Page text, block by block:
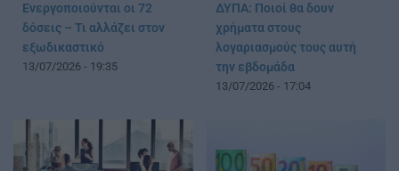
Ενεργοποιούνται οι 72
δόσεις – Τι αλλάζει στον
εξωδικαστικό
13/07/2026 - 19:35
ΔΥΠΑ: Ποιοί θα δουν
χρήματα στους
λογαριασμούς τους αυτή
την εβδομάδα
13/07/2026 - 17:04